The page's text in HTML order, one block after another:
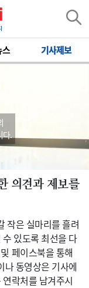
스 기사제보
다.
의견과 제보를
작은 실마리를 흘려
있도록 최선을 다
페이스북을 통해
나 동영상은 기사에
락처를 남겨주시